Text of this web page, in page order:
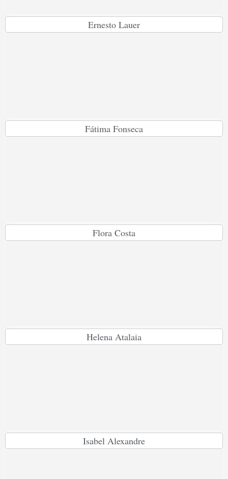
Ernesto Lauer
Fátima Fonseca
Flora Costa
Helena Atalaia
Isabel Alexandre